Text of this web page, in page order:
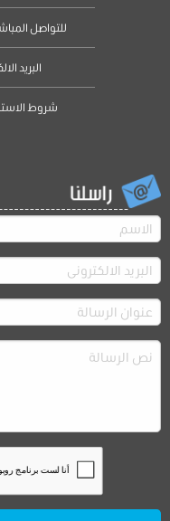
للتواصل
البريد
شروط